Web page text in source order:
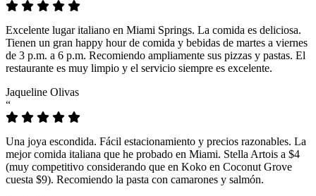
Excelente lugar italiano en Miami Springs. La comida es deliciosa.
Tienen un gran happy hour de comida y bebidas de martes a viernes
de 3 p.m. a 6 p.m. Recomiendo ampliamente sus pizzas y pastas. El
restaurante es muy limpio y el servicio siempre es excelente.
Jaqueline Olivas
“
Una joya escondida. Fácil estacionamiento y precios razonables. La
mejor comida italiana que he probado en Miami. Stella Artois a $4
(muy competitivo considerando que en Koko en Coconut Grove
cuesta $9). Recomiendo la pasta con camarones y salmón.